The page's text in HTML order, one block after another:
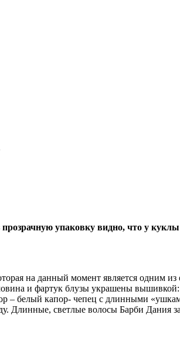
упаковку видно, что у
на данный момент является одним из
и фартук блузы украшены
– белый капор- чепец с длинными
светлые волосы Барби Дания